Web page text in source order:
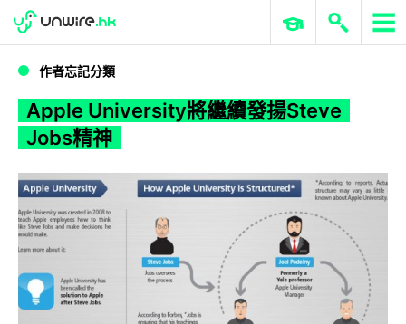
Apple University將繼續發揚Steve Jobs精神
WWDC 2026 ERP 與商業 AI
作者忘記分類
Apple University將繼續發揚Steve
Jobs精神